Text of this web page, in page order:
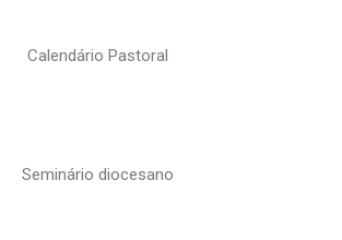
Calendário Pastoral
Seminário diocesano